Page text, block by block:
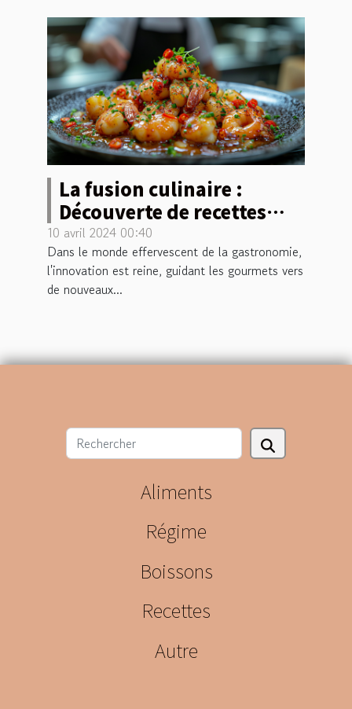
La fusion culinaire :
Découverte de recettes
innovantes mélangeant
tradition et exotisme chez
un traiteur nantais
10 avril 2024 00:40
Dans le monde effervescent de la gastronomie,
l'innovation est reine, guidant les gourmets vers
de nouveaux...
Aliments
Régime
Boissons
Recettes
Autre